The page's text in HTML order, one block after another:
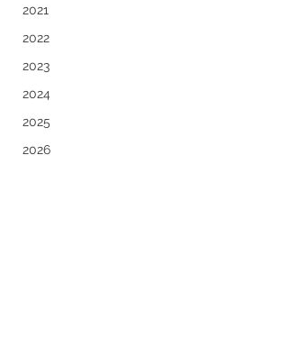
2021
2022
2023
2024
2025
2026